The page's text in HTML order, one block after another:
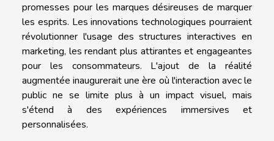
promesses pour les marques désireuses de marquer
les esprits. Les innovations technologiques pourraient
révolutionner l'usage des structures interactives en
marketing, les rendant plus attirantes et engageantes
pour les consommateurs. L'ajout de la réalité
augmentée inaugurerait une ère où l'interaction avec le
public ne se limite plus à un impact visuel, mais
s'étend à des expériences immersives et
personnalisées.